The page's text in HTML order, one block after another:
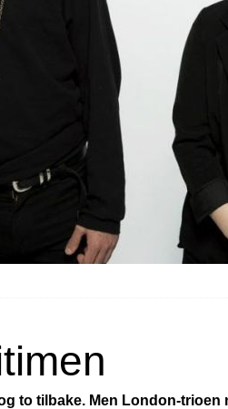
to tilbake. Men London-trioen